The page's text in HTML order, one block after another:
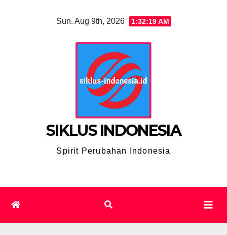
Sun. Aug 9th, 2026 1:32:20 AM
SIKLUS INDONESIA
Spirit Perubahan Indonesia